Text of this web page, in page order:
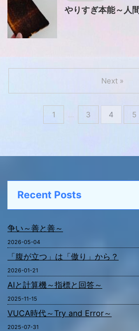
やりすぎ本能～人
1 … 3 4 5
Next »
Recent Posts
争い～善と善～
2026-05-04
「腹が立つ」は「傲り」から？
2026-01-21
AIと計算機～指標と回答～
2025-11-15
VUCA時代～Try and Error～
2025-07-31